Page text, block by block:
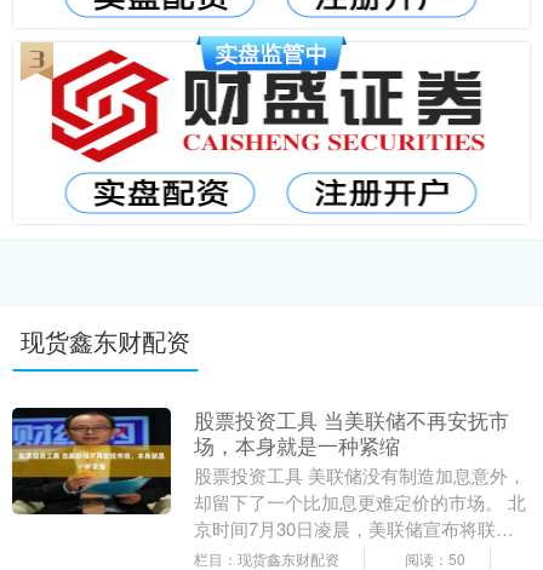
现货鑫东财配资
股票投资工具 当美联储不再安抚市
场，本身就是一种紧缩
股票投资工具 美联储没有制造加息意外，
却留下了一个比加息更难定价的市场。 北
京时间7月30日凌晨，美联储宣布将联邦
基金利率目标区间维持在3.50%至
栏目：现货鑫东财配资 阅读：50